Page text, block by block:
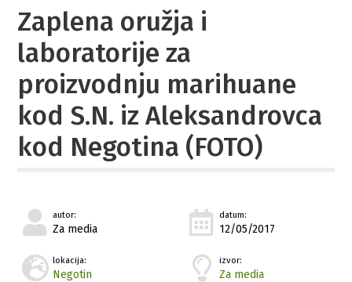
Zaplena oružja i
laboratorije za
proizvodnju marihuane
kod S.N. iz Aleksandrovca
kod Negotina (FOTO)
autor:
Za media
datum:
12/05/2017
lokacija:
Negotin
izvor:
Za media